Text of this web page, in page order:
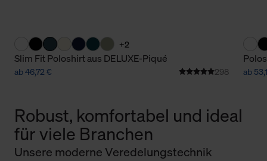
+2
Slim Fit Poloshirt aus DELUXE-Piqué
ab 46,72 € 298 ab
Robust, komfortabel und ideal
für viele Branchen
Unsere moderne Veredelungstechnik